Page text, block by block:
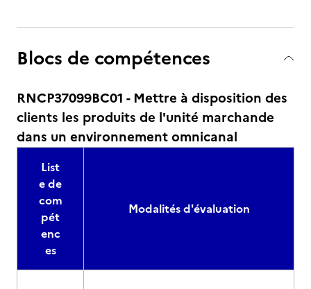
Blocs de compétences
RNCP37099BC01 - Mettre à disposition des
clients les produits de l'unité marchande
dans un environnement omnicanal
List
e de
com
pét
enc
es
Modalités d'évaluation